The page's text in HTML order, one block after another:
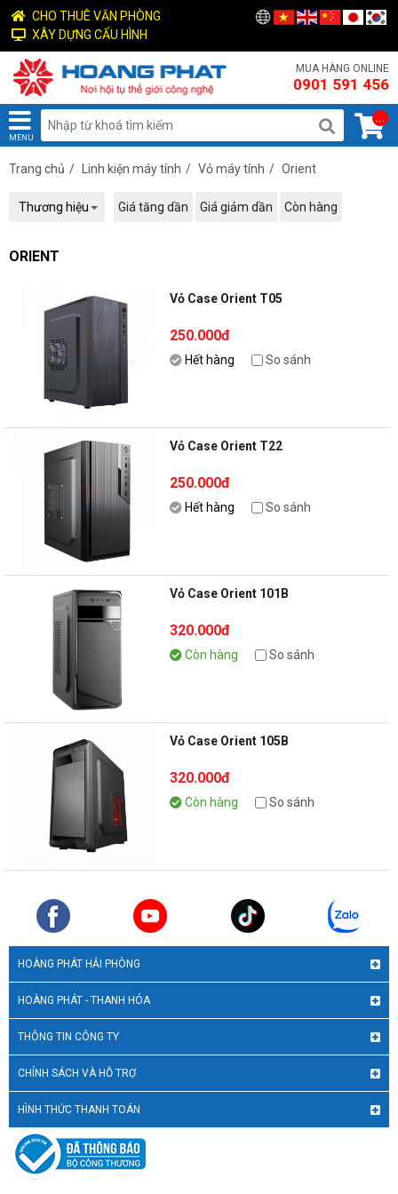
CHO THUÊ VĂN PHÒNG
XÂY DỰNG CẤU HÌNH
MUA HÀNG ONLINE
0901 591 456
MENU
...
Trang chủ / Linh kiện máy tính / Vỏ máy tính / Orient
Thương hiệu Giá tăng dần Giá giảm dần Còn hàng
ORIENT
Vỏ Case Orient T05
250.000đ
Hết hàng So sánh
Vỏ Case Orient T22
250.000đ
Hết hàng So sánh
Vỏ Case Orient 101B
320.000đ
Còn hàng So sánh
Vỏ Case Orient 105B
320.000đ
Còn hàng So sánh
HOÀNG PHÁT HẢI PHÒNG
HOÀNG PHÁT - THANH HÓA
THÔNG TIN CÔNG TY
CHÍNH SÁCH VÀ HỖ TRỢ
HÌNH THỨC THANH TOÁN